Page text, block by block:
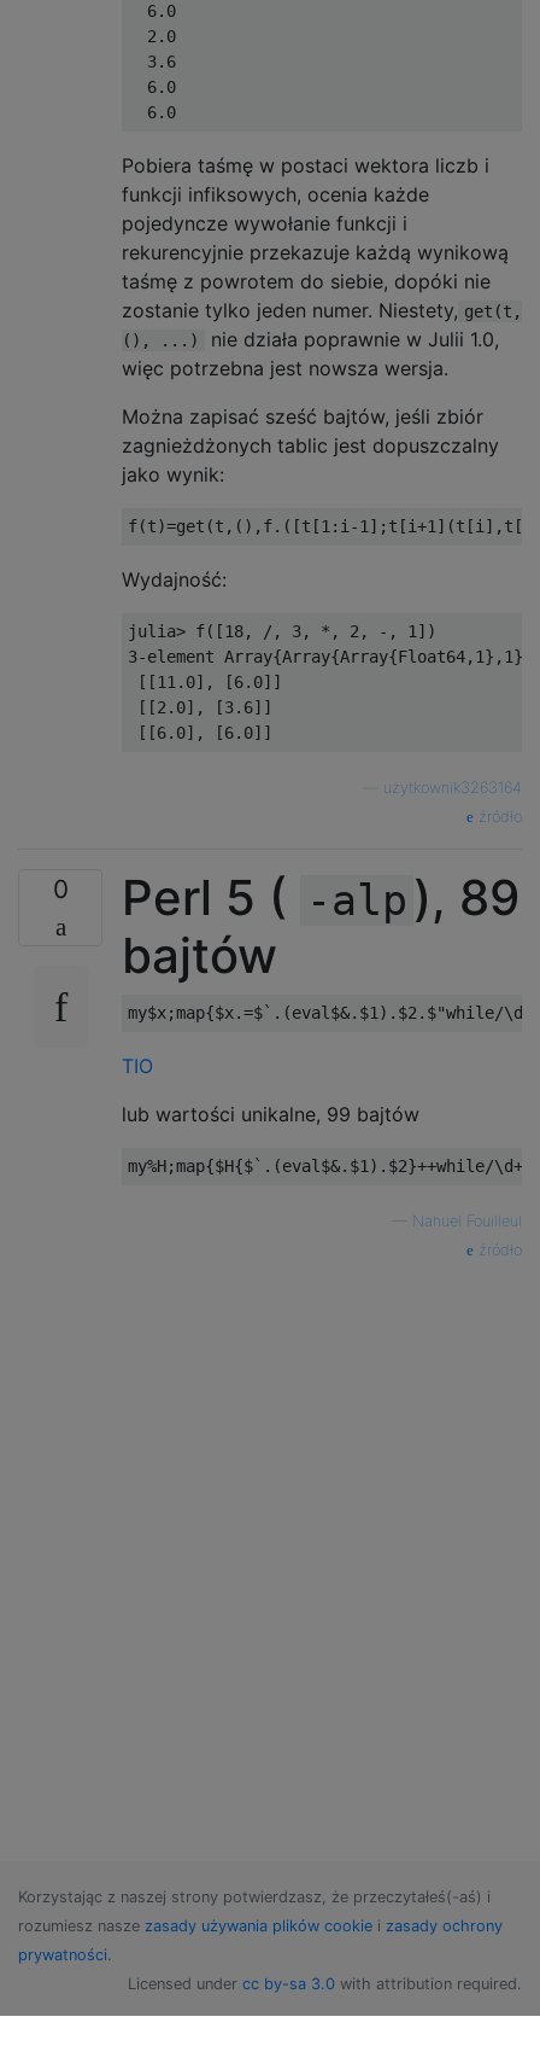
6.0
2.0
3.6
6.0
6.0
Pobiera taśmę w postaci wektora liczb i
funkcji infiksowych, ocenia każde
pojedyncze wywołanie funkcji i
rekurencyjnie przekazuje każdą wynikową
taśmę z powrotem do siebie, dopóki nie
zostanie tylko jeden numer. Niestety, get(t,
(), ...)
nie działa poprawnie w Julii 1.0,
więc potrzebna jest nowsza wersja.
Można zapisać sześć bajtów, jeśli zbiór
zagnieżdżonych tablic jest dopuszczalny
jako wynik:
f(t)=get (t ,(), f.([t [1 : i -1 ]; t [i+1 ](t [i ], t [
Wydajność:
julia> f([18, /, 3, *, 2 , -, 1 ])
3-element Array{Array{Array{Float64, 1}, 1},
[[11.0], [6.0]]
[[2.0], [3.6]]
[[6.0], [6.0]]
użytkownik3263164
źródło
0 Perl 5 ( -alp ), 89
bajtów
TIO
lub wartości unikalne, 99 bajtów
Nahuel Fouilleul
źródło
Korzystając z naszej strony potwierdzasz, że przeczytałeś(-aś) i
rozumiesz nasze zasady używania plików cookie i zasady ochrony
prywatności.
Licensed under cc by-sa 3.0 with attribution required.